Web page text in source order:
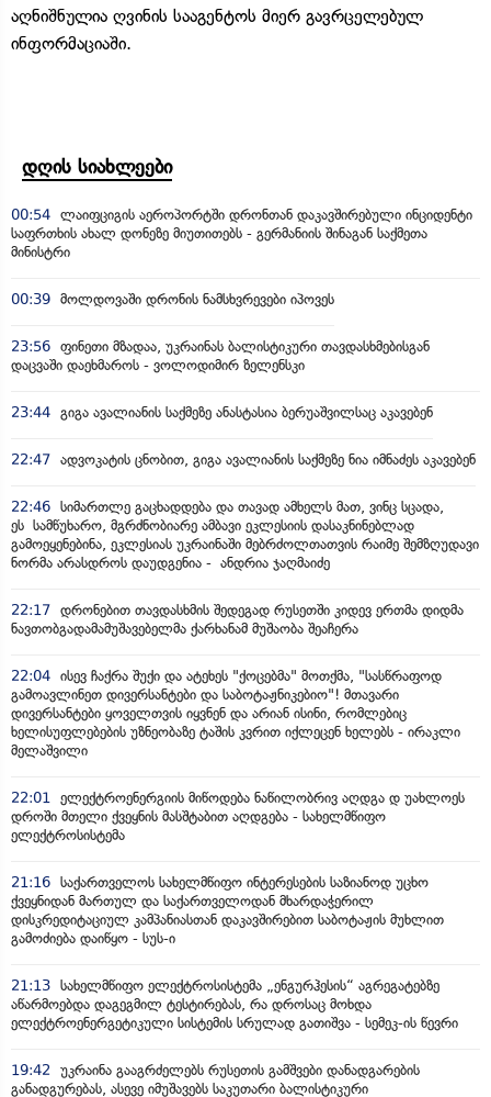
აღნიშნულია ღვინის სააგენტოს მიერ გავრცელებულ
ინფორმაციაში.
დღის სიახლეები
00:54 ლაიფციგის აეროპორტში დრონთან დაკავშირებული ინციდენტი
საფრთხის ახალ დონეზე მიუთითებს - გერმანიის შინაგან საქმეთა
მინისტრი
00:39 მოლდოვაში დრონის ნამსხვრევები იპოვეს
23:56 ფინეთი მზადაა, უკრაინას ბალისტიკური თავდასხმებისგან
დაცვაში დაეხმაროს - ვოლოდიმირ ზელენსკი
23:44 გიგა ავალიანის საქმეზე ანასტასია ბერუაშვილსაც აკავებენ
22:47 ადვოკატის ცნობით, გიგა ავალიანის საქმეზე ნია იმნაძეს აკავებენ
22:46 სიმართლე გაცხადდება და თავად ამხელს მათ, ვინც სცადა,
ეს სამწუხარო, მგრძნობიარე ამბავი ეკლესიის დასაკნინებლად
გამოეყენებინა, ეკლესიას უკრაინაში მებრძოლთათვის რაიმე შემზღუდავი
ნორმა არასდროს დაუდგენია - ანდრია ჯაღმაიძე
22:17 დრონებით თავდასხმის შედეგად რუსეთში კიდევ ერთმა დიდმა
ნავთობგადამამუშავებელმა ქარხანამ მუშაობა შეაჩერა
22:04 ისევ ჩაქრა შუქი და ატეხეს "ქოცებმა" მოთქმა, "სასწრაფოდ
გამოავლინეთ დივერსანტები და საბოტაჟნიკებიო"! მთავარი
დივერსანტები ყოველთვის იყვნენ და არიან ისინი, რომლებიც
ხელისუფლებების უზნეობაზე ტაშის კვრით იქლეცენ ხელებს - ირაკლი
მელაშვილი
22:01
ელექტროენერგიის მიწოდება ნაწილობრივ აღდგა დ უახლოეს
დროში მთელი ქვეყნის მასშტაბით აღდგება - სახელმწიფო
ელექტროსისტემა
21:16 საქართველოს სახელმწიფო ინტერესების საზიანოდ უცხო
ქვეყნიდან მართულ და საქართველოდან მხარდაჭერილ
დისკრედიტაციულ კამპანიასთან დაკავშირებით საბოტაჟის მუხლით
გამოძიება დაიწყო - სუს-ი
21:13 სახელმწიფო ელექტროსისტემა „ენგურჰესის“ აგრეგატებზე
აწარმოებდა დაგეგმილ ტესტირებას, რა დროსაც მოხდა
ელექტროენერგეტიკული სისტემის სრულად გათიშვა - სემეკ-ის წევრი
19:42
უკრაინა გააგრძელებს რუსეთის გამშვები დანადგარების
განადგურებას, ასევე იმუშავებს საკუთარი ბალისტიკური